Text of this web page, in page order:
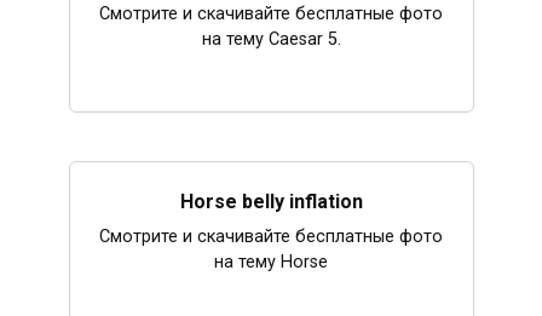
Смотрите и скачивайте бесплатные фото
на тему Caesar 5.
Horse belly inflation
Смотрите и скачивайте бесплатные фото
на тему Horse